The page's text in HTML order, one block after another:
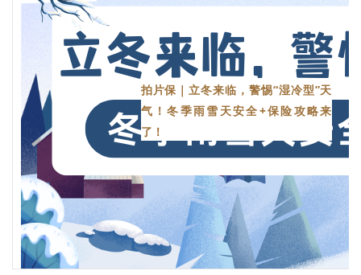
拍片保｜立冬来临，警惕“湿冷型”天
气！冬季雨雪天安全+保险攻略来
了！